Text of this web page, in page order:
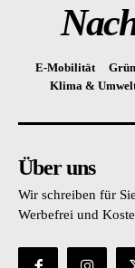
E-Mobilität
Klima &
Über uns
Wir schreiben für
Werbefrei und